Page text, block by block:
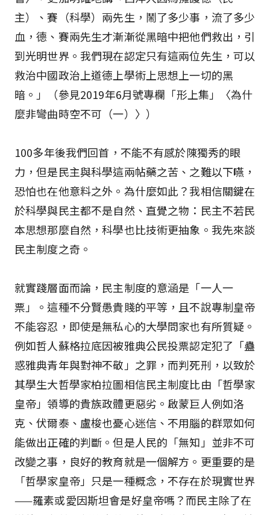
主）、賽（科學）兩先生，鬧了多少事，流了多少
血，德、賽兩先生才漸漸從黑暗中把他們救出，引
到光明世界。我們現在認定只有這兩位先生，可以
救治中國政治上道德上學術上思想上一切的黑
暗。」（參見2019年6月號專欄「形上集」〈為什
麼非彎曲時空不可（一）〉）
100多年後我們回首，不能不有感於陳獨秀的眼
力，但是民主與科學這兩帖藥之苦、之難以下嚥，
恐怕也在他意料之外。為什麼如此？我相信關鍵在
於科學與民主都不是自然、直覺之物：民主不若民
本思想那麼自然，科學也比技術更抽象。我先來談
民主制度之奇。
就實踐層面而論，民主制度的意涵是「一人一
票」。這種不分賢愚貴賤的平等，且不說專制皇帝
不能容忍，即使是無私心的大學問家也有所質疑。
例如哲人蘇格拉底因被雅典公民投票認定犯了「蠱
惑雅典青年與對神不敬」之罪，而判死刑，以致於
其學生大哲學家柏拉圖相信民主制度比由「哲學家
皇帝」領導的貴族政體更惡劣。啟蒙巨人例如洛
克、伏爾泰、盧梭也憂心迷信、不用腦的群眾如何
能做出正確的判斷。但是人民的「無知」並非不可
改變之事，良好的教育就是一個解方。更重要的是
「哲學家皇帝」只是一種概念，不存在於現實世界
——羅素或愛因斯坦會是好皇帝嗎？而民主除了在